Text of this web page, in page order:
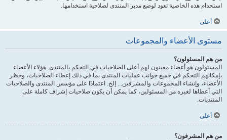
استخدام هذه الخاصية تعود لوضع مدير المنتدى لصلاحية استخدامها.
أعلى
مستوى الأعضاء والمجموعات
من هم المسئولون؟
المسئولون هو أعضاء معينون لهم أعلى الصلاحيات في التحكم بالمنتدى. هؤلاء الأعضاء
بإمكانهم التحكم في جميع جوانب عمليات المنتدى بما في ذلك إعطاء الصلاحيات، وحظر
الأعضاء، وإنشاء المجموعات والمشرفين... إلخ. اعتمادًا على مؤسس المنتدى والصلاحيات
التي أعطاها لغيره من المسئولين، كما يمكن أن يكون صلاحيات إشراف كاملة على
المنتديات.
أعلى
من هم المشرفون؟